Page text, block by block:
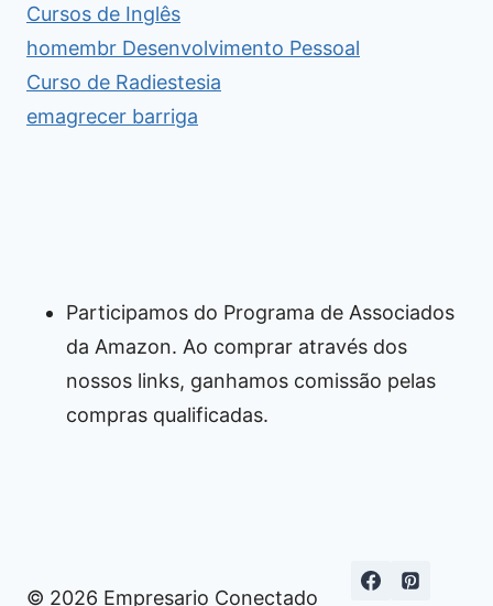
Cursos de Inglês
homembr Desenvolvimento Pessoal
Curso de Radiestesia
emagrecer barriga
Participamos do Programa de Associados
da Amazon. Ao comprar através dos
nossos links, ganhamos comissão pelas
compras qualificadas.
© 2026 Empresario Conectado